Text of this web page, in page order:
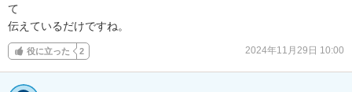
て
伝えているだけですね。
役に立った 2 2024年11月29日 10:00